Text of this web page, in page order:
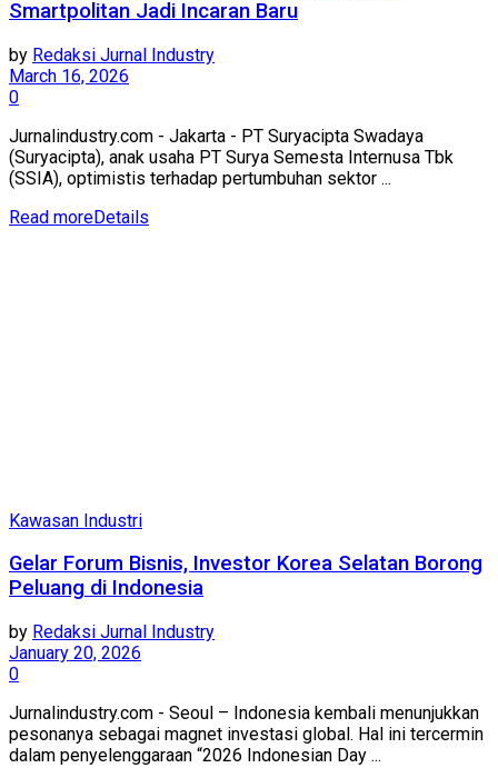
Smartpolitan Jadi Incaran Baru
by Redaksi Jurnal Industry
March 16, 2026
0
Jurnalindustry.com - Jakarta - PT Suryacipta Swadaya
(Suryacipta), anak usaha PT Surya Semesta Internusa Tbk
(SSIA), optimistis terhadap pertumbuhan sektor ...
Read moreDetails
Kawasan Industri
Gelar Forum Bisnis, Investor Korea Selatan Borong
Peluang di Indonesia
by Redaksi Jurnal Industry
January 20, 2026
0
Jurnalindustry.com - Seoul – Indonesia kembali menunjukkan
pesonanya sebagai magnet investasi global. Hal ini tercermin
dalam penyelenggaraan “2026 Indonesian Day ...